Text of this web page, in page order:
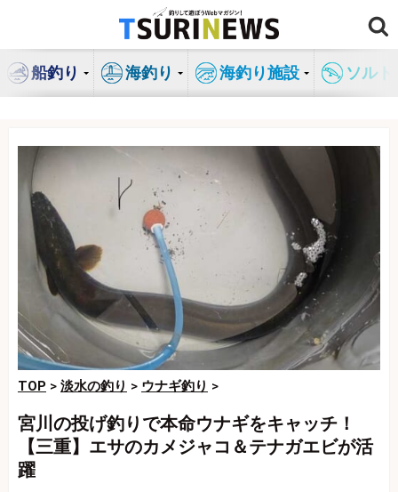
ン
船釣り 海釣り 海釣り施設 ソル
TOP > 淡水の釣り > ウナギ釣り >
宮川の投げ釣りで本命ウナギをキャッチ！
【三重】エサのカメジャコ＆テナガエビが活
躍